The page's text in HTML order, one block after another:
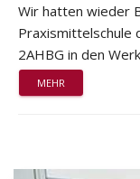
Wir hatten wieder
Praxismittelschule
2AHBG in den
MEHR